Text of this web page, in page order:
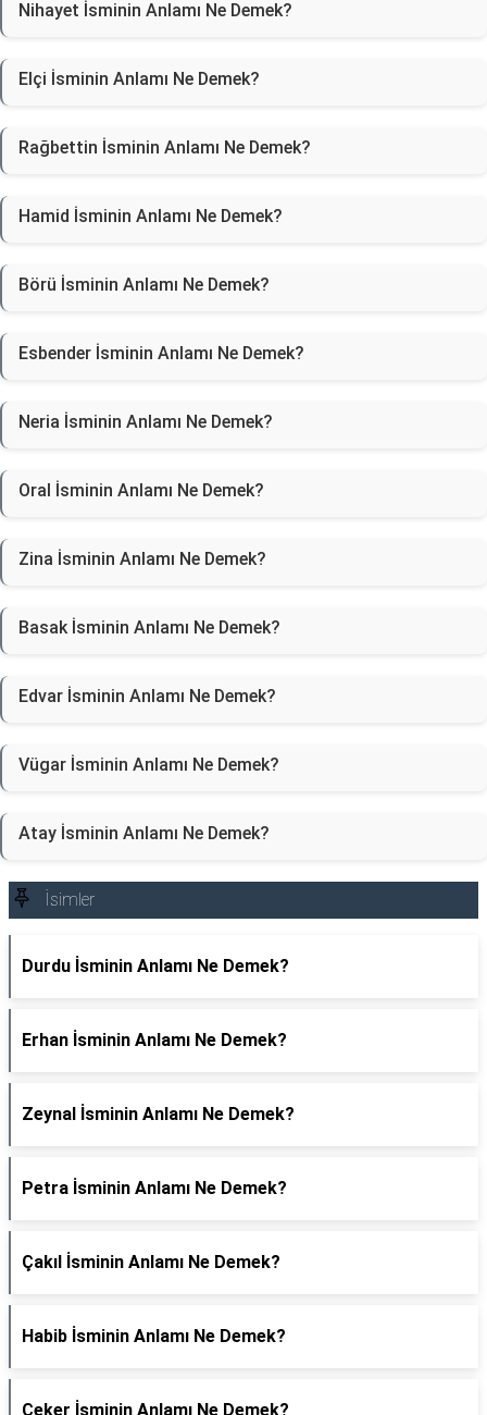
Nihayet İsminin Anlamı Ne Demek?
Elçi İsminin Anlamı Ne Demek?
Rağbettin İsminin Anlamı Ne Demek?
Hamid İsminin Anlamı Ne Demek?
Börü İsminin Anlamı Ne Demek?
Esbender İsminin Anlamı Ne Demek?
Neria İsminin Anlamı Ne Demek?
Oral İsminin Anlamı Ne Demek?
Zina İsminin Anlamı Ne Demek?
Basak İsminin Anlamı Ne Demek?
Edvar İsminin Anlamı Ne Demek?
Vügar İsminin Anlamı Ne Demek?
Atay İsminin Anlamı Ne Demek?
İsimler
Durdu İsminin Anlamı Ne Demek?
Erhan İsminin Anlamı Ne Demek?
Zeynal İsminin Anlamı Ne Demek?
Petra İsminin Anlamı Ne Demek?
Çakıl İsminin Anlamı Ne Demek?
Habib İsminin Anlamı Ne Demek?
Çeker İsminin Anlamı Ne Demek?